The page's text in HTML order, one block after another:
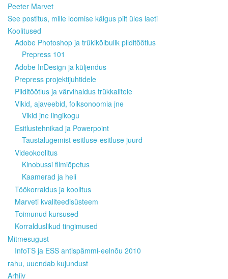
Peeter Marvet
See postitus, mille loomise käigus pilt üles laeti
Koolitused
Adobe Photoshop ja trükikõlbulik pilditöötlus
Prepress 101
Adobe InDesign ja küljendus
Prepress projektijuhtidele
Pilditöötlus ja värvihaldus trükkalitele
Vikid, ajaveebid, folksonoomia jne
Vikid jne lingikogu
Esitlustehnikad ja Powerpoint
Taustalugemist esitluse-esitluse juurd
Videokoolitus
Kinobussi filmiõpetus
Kaamerad ja heli
Töökorraldus ja koolitus
Marveti kvaliteedisüsteem
Toimunud kursused
Korralduslikud tingimused
Mitmesugust
InfoTS ja ESS antispämmi-eelnõu 2010
rahu, uuendab kujundust
Arhiiv